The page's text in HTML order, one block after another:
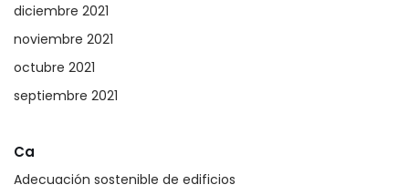
diciembre 2021
noviembre 2021
octubre 2021
septiembre 2021
Ca
Adecuación sostenible de edificios